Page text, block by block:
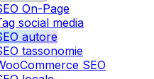
On-Page
social media
autore
tassonomie
SEO